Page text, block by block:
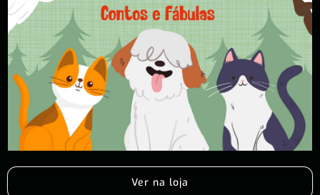
Ver na loja